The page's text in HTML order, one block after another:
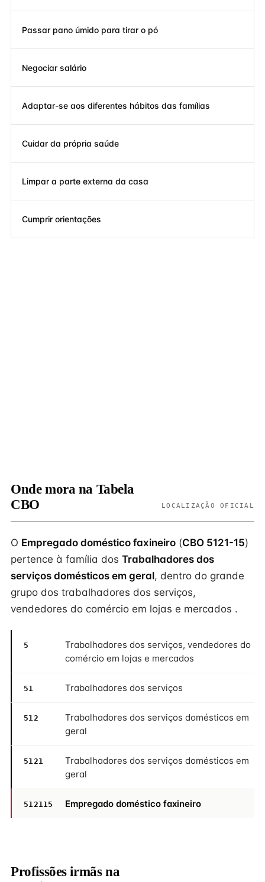
Passar pano úmido para tirar o pó
Negociar salário
Adaptar-se aos diferentes hábitos das famílias
Cuidar da própria saúde
Limpar a parte externa da casa
Cumprir orientações
Onde mora na Tabela
CBO
LOCALIZAÇÃO OFICIAL
O Empregado doméstico faxineiro (CBO 5121-15)
pertence à família dos Trabalhadores dos
serviços domésticos em geral, dentro do grande
grupo dos trabalhadores dos serviços,
vendedores do comércio em lojas e mercados .
5
Trabalhadores dos serviços, vendedores do
comércio em lojas e mercados
51 Trabalhadores dos serviços
512
Trabalhadores dos serviços domésticos em
geral
5121
Trabalhadores dos serviços domésticos em
geral
512115 Empregado doméstico faxineiro
Profissões irmãs na